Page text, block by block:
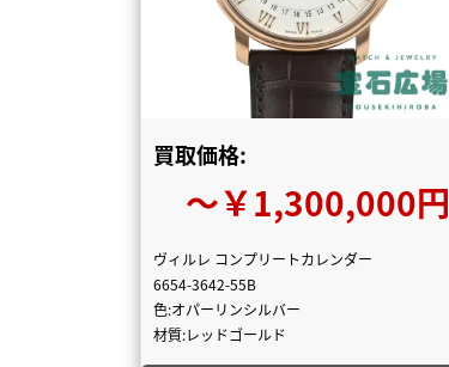
買取価格:
〜￥1,300,000円
ヴィルレ コンプリートカレンダー
6654-3642-55B
色:オパーリンシルバー
材質:レッドゴールド